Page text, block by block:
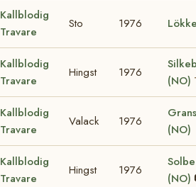
Kallblodig
Travare
Sto 1976
Kallblodig
Travare
Hingst 1976
(NO)
Kallblodig
Travare
Valack 1976
(NO)
Kallblodig
Travare
Hingst 1976
(NO)